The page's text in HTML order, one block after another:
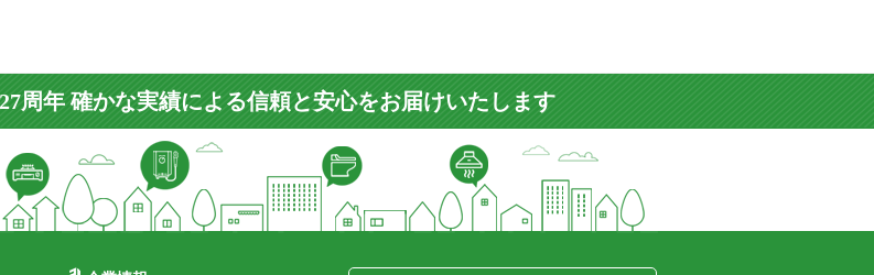
周年 確かな実績による信頼と安心をお届けいたします